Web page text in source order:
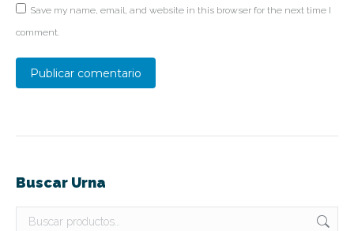
Save my name, email, and website in this browser for the next time I
comment.
Publicar comentario
Buscar Urna